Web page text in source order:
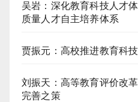
吴岩：深化教育科技人才
质量人才自主培养体系
贾振元：高校推进教育科
刘振天：高等教育评价改
完善之策